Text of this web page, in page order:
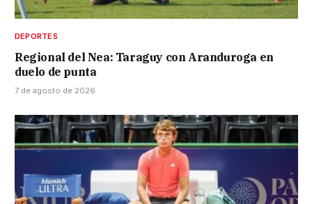
DEPORTES
Regional del Nea: Taraguy con Aranduroga en
duelo de punta
7 de agosto de 2026